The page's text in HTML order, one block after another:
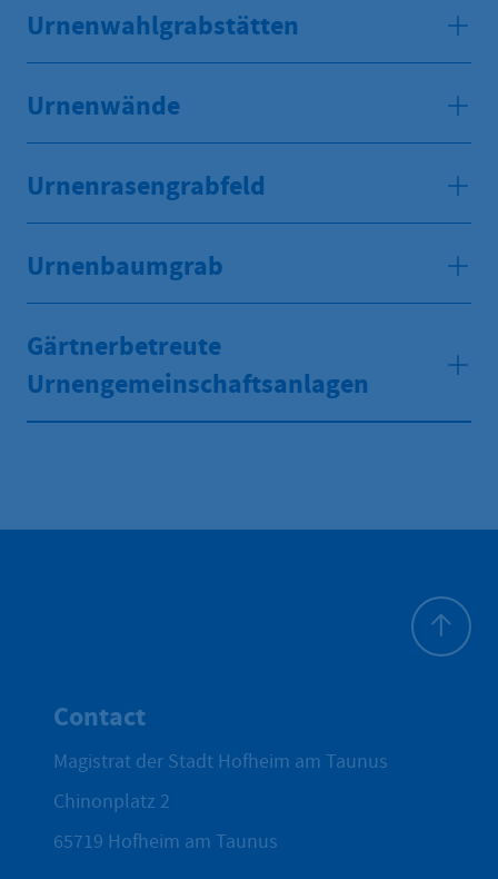
Urnenwahlgrabstätten
Urnenwände
Urnenrasengrabfeld
Urnenbaumgrab
Gärtnerbetreute
Urnengemeinschaftsanlagen
Contact
Magistrat der Stadt Hofheim am Taunus
Chinonplatz 2
65719 Hofheim am Taunus